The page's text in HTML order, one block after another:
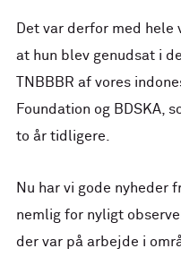
Det var derfor med hele
at hun blev genudsat i
TNBBBR af vores
Foundation og BDSKA,
to år tidligere.
Nu har vi gode nyheder
nemlig for nyligt
der var på arbejde i